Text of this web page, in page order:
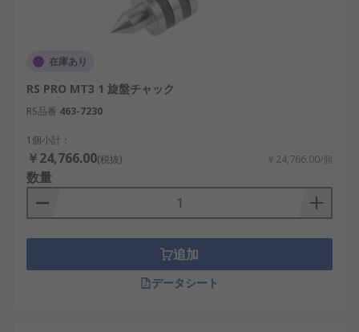
在庫あり
RS PRO MT3 1 旋盤チャック
RS品番 463-7230
1個小計：
￥24,766.00(税抜) ￥24,766.00/個
数量
追加
データシート